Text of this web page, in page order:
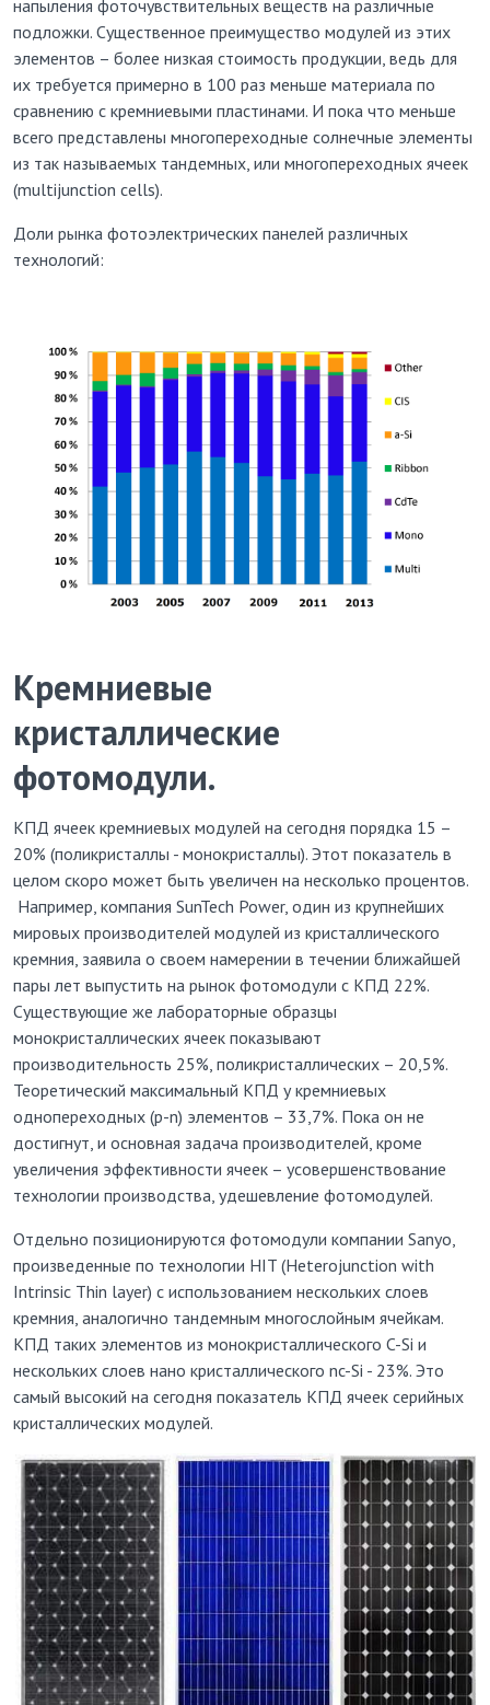
напыления фоточувствительных веществ на различные
подложки. Существенное преимущество модулей из этих
элементов – более низкая стоимость продукции, ведь для
их требуется примерно в 100 раз меньше материала по
сравнению с кремниевыми пластинами. И пока что меньше
всего представлены многопереходные солнечные элементы
из так называемых тандемных, или многопереходных ячеек
(multijunction cells).
Доли рынка фотоэлектрических панелей различных
технологий:
Кремниевые
кристаллические
фотомодули.
КПД ячеек кремниевых модулей на сегодня порядка 15 –
20% (поликристаллы - монокристаллы). Этот показатель в
целом скоро может быть увеличен на несколько процентов.
Например, компания SunTech Power, один из крупнейших
мировых производителей модулей из кристаллического
кремния, заявила о своем намерении в течении ближайшей
пары лет выпустить на рынок фотомодули с КПД 22%.
Существующие же лабораторные образцы
монокристаллических ячеек показывают
производительность 25%, поликристаллических – 20,5%.
Теоретический максимальный КПД у кремниевых
однопереходных (p-n) элементов – 33,7%. Пока он не
достигнут, и основная задача производителей, кроме
увеличения эффективности ячеек – усовершенствование
технологии производства, удешевление фотомодулей.
Отдельно позиционируются фотомодули компании Sanyo,
произведенные по технологии HIT (Heterojunction with
Intrinsic Thin layer) с использованием нескольких слоев
кремния, аналогично тандемным многослойным ячейкам.
КПД таких элементов из монокристаллического C-Si и
нескольких слоев нано кристаллического nc-Si - 23%. Это
самый высокий на сегодня показатель КПД ячеек серийных
кристаллических модулей.